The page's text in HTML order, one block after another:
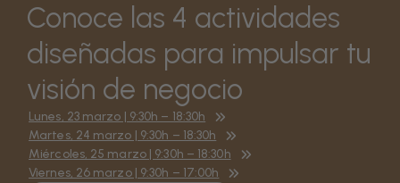
Conoce las 4 actividades
diseñadas para impulsar tu
visión de negocio
Lunes, 23 marzo | 9:30h – 18:30h
Martes, 24 marzo | 9:30h – 18:30h
Miércoles, 25 marzo | 9:30h – 18:30h
Viernes, 26 marzo | 9:30h – 17:00h